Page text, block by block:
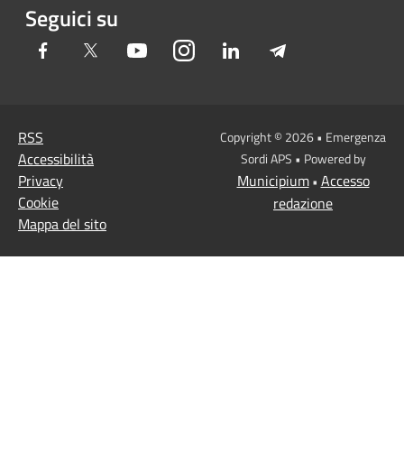
Seguici su
Facebook Twitter YoutubeInstagram LinkedIn
RSS
Accessibilità
Privacy
Cookie
Mappa del sito
Copyright © 2026 • Emergenza
Sordi APS • Powered by
Municipium• Accesso
redazione